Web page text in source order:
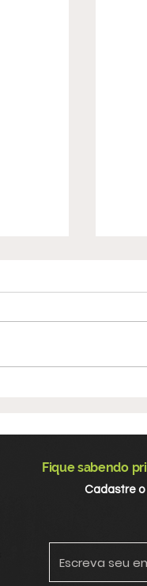
de
Fique sabendo
Cadastre o